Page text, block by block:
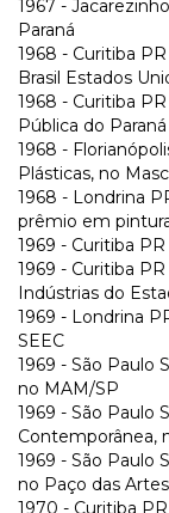
1967 -
Paraná
1968 - Curitiba
Brasil Estados
1968 - Curitiba
Pública do
1968 -
Plásticas, no Masc
1968 - Londrina
prêmio em
1969 - Curitiba
1969 - Curitiba
Indústrias do
1969 - Londrina
SEEC
1969 - São Paulo
no MAM/SP
1969 - São Paulo
Contemporânea,
1969 - São Paulo
no Paço das Artes
1970 - Curitiba